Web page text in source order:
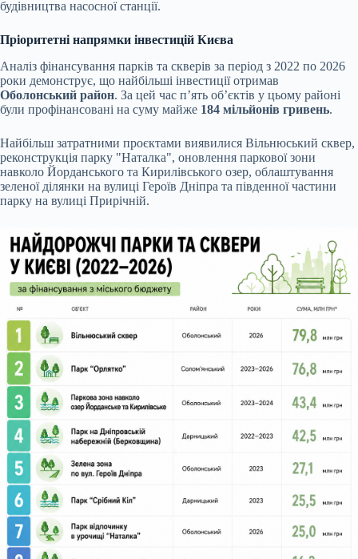
будівництва насосної станції.
Пріоритетні напрямки інвестицій Києва
Аналіз фінансування парків та скверів за період з 2022 по 2026
роки демонструє, що найбільші інвестиції отримав
Оболонський район. За цей час п’ять об’єктів у цьому районі
були профінансовані на суму майже 184 мільйонів гривень.
Найбільш затратними проєктами виявилися Вільнюський сквер,
реконструкція парку "Наталка", оновлення паркової зони
навколо Йорданського та Кирилівського озер, облаштування
зеленої ділянки на вулиці Героїв Дніпра та південної частини
парку на вулиці Прирічній.